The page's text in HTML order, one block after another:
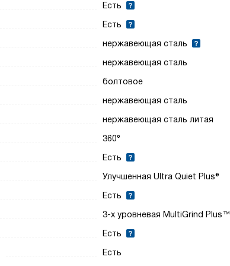
Есть
Есть
нержавеющая сталь
нержавеющая сталь
болтовое
нержавеющая сталь
нержавеющая сталь литая
360°
Есть
Улучшенная Ultra Quiet Plus®
Есть
3-х уровневая MultiGrind Plus™
Есть
Есть